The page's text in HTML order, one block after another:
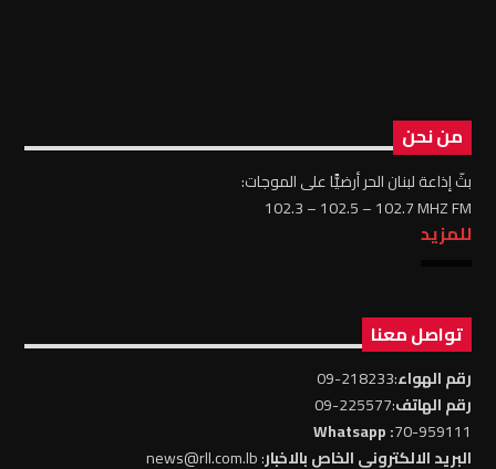
من نحن
بثّ إذاعة لبنان الحر أرضيًّا على الموجات:
102.3 – 102.5 – 102.7 MHZ FM
للمزيد
تواصل معنا
رقم الهواء:218233-09
رقم الهاتف:225577-09
70-959111
: Whatsapp
البريد الالكتروني الخاص بالاخبار: news@rll.com.lb